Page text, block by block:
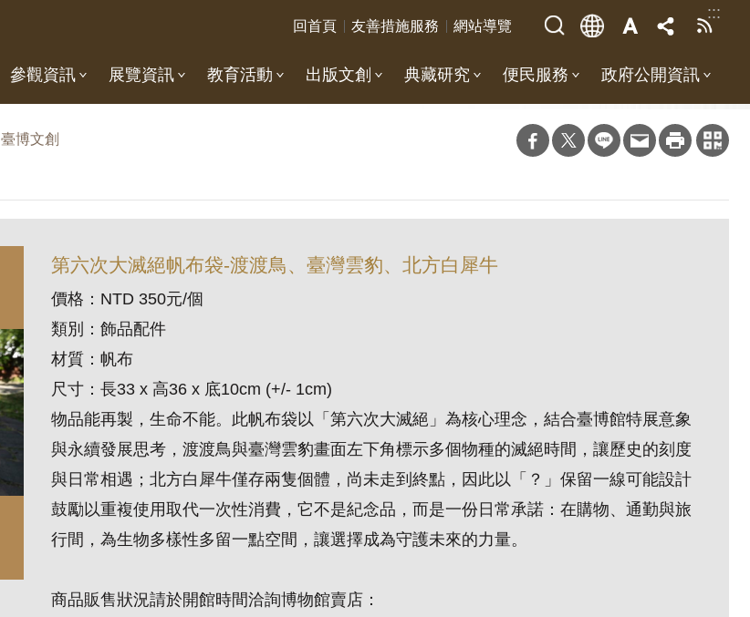
:::
回首頁 友善措施服務 網站導覽
參觀資訊 展覽資訊 教育活動 出版文創 典藏研究 便民服務 政府公開資訊
臺博文創
第六次大滅絕帆布袋-渡渡鳥、臺灣雲豹、北方白犀牛
價格：NTD 350元/個
類別：飾品配件
材質：帆布
尺寸：長33 x 高36 x 底10cm (+/- 1cm)
物品能再製，生命不能。此帆布袋以「第六次大滅絕」為核心理念，結合臺博館特展意象
與永續發展思考，渡渡鳥與臺灣雲豹畫面左下角標示多個物種的滅絕時間，讓歷史的刻度
與日常相遇；北方白犀牛僅存兩隻個體，尚未走到終點，因此以「？」保留一線可能設計
鼓勵以重複使用取代一次性消費，它不是紀念品，而是一份日常承諾：在購物、通勤與旅
行間，為生物多樣性多留一點空間，讓選擇成為守護未來的力量。
商品販售狀況請於開館時間洽詢博物館賣店：